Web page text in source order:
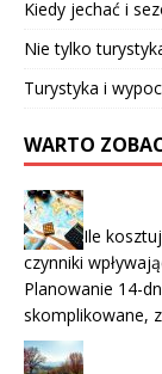
Kiedy jechać i
Nie tylko
Turystyka i
WARTO
Ile
czynniki
Planowanie 14-
skomplikowane,